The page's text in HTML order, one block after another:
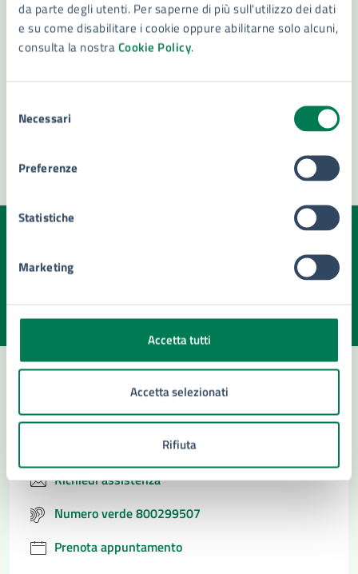
da parte degli utenti. Per saperne di più sull'utilizzo dei dati
e su come disabilitare i cookie oppure abilitarne solo alcuni,
consulta la nostraCookie Policy.
delNecessari
Preferenze
Statistiche
Marketing
Accetta tutti
Accetta selezionati
Rifiuta
Quanto sono chiare le informazioni su questa
pagina?
Valuta 5 stelle su 5
Valuta 4 stelle su 5
Valuta 3 stelle su 5
Valuta 2 stelle su 5
Valuta 1 stelle su 5
Contatta il comune
Leggi le domande frequenti
Richiedi assistenza
Numero verde 800299507
Prenota appuntamento